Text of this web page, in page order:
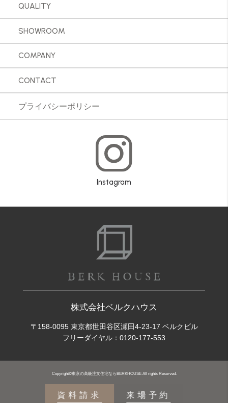
資料請求 来場予約
QUALITY
SHOWROOM
COMPANY
CONTACT
プライバシーポリシー
Instagram
株式会社ベルクハウス
〒158-0095 東京都世田谷区瀬田4-23-17 ベルクビル
フリーダイヤル： 0120-177-553
Copyright©東京の高級注文住宅ならBERKHOUSE All rights Reserved.